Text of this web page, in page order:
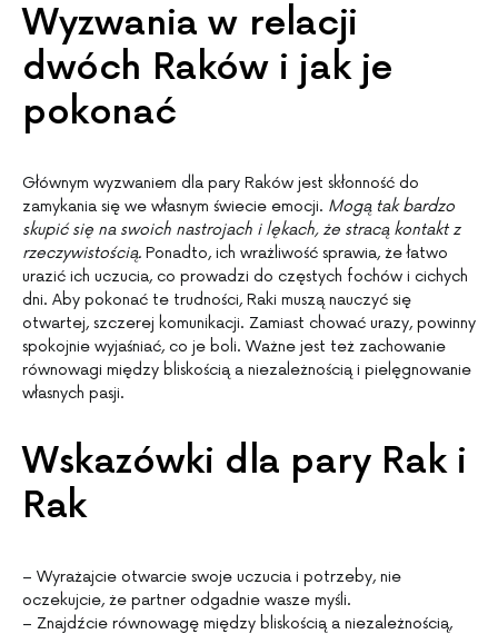
Wyzwania w relacji
dwóch Raków i jak je
pokonać
Głównym wyzwaniem dla pary Raków jest skłonność do
zamykania się we własnym świecie emocji. Mogą tak bardzo
skupić się na swoich nastrojach i lękach, że stracą kontakt z
rzeczywistością. Ponadto, ich wrażliwość sprawia, że łatwo
urazić ich uczucia, co prowadzi do częstych fochów i cichych
dni. Aby pokonać te trudności, Raki muszą nauczyć się
otwartej, szczerej komunikacji. Zamiast chować urazy, powinny
spokojnie wyjaśniać, co je boli. Ważne jest też zachowanie
równowagi między bliskością a niezależnością i pielęgnowanie
własnych pasji.
Wskazówki dla pary Rak i
Rak
– Wyrażajcie otwarcie swoje uczucia i potrzeby, nie
oczekujcie, że partner odgadnie wasze myśli.
– Znajdźcie równowagę między bliskością a niezależnością,